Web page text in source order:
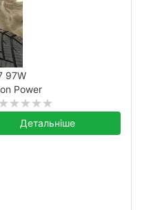
97W
Power
Детальніше